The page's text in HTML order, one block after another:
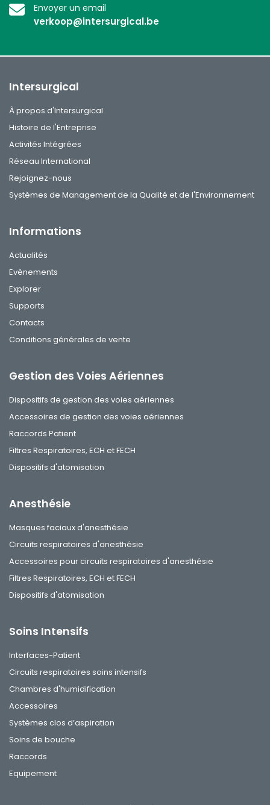
Envoyer un email
verkoop@intersurgical.be
Intersurgical
À propos d'Intersurgical
Histoire de l'Entreprise
Activités Intégrées
Réseau International
Rejoignez-nous
Systèmes de Management de la Qualité et de l'Environnement
Informations
Actualités
Evènements
Explorer
Supports
Contacts
Conditions générales de vente
Gestion des Voies Aériennes
Dispositifs de gestion des voies aériennes
Accessoires de gestion des voies aériennes
Raccords Patient
Filtres Respiratoires, ECH et FECH
Dispositifs d'atomisation
Anesthésie
Masques faciaux d'anesthésie
Circuits respiratoires d'anesthésie
Accessoires pour circuits respiratoires d'anesthésie
Filtres Respiratoires, ECH et FECH
Dispositifs d'atomisation
Soins Intensifs
Interfaces-Patient
Circuits respiratoires soins intensifs
Chambres d'humidification
Accessoires
Systèmes clos d’aspiration
Soins de bouche
Raccords
Equipement